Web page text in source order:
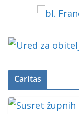
Caritas